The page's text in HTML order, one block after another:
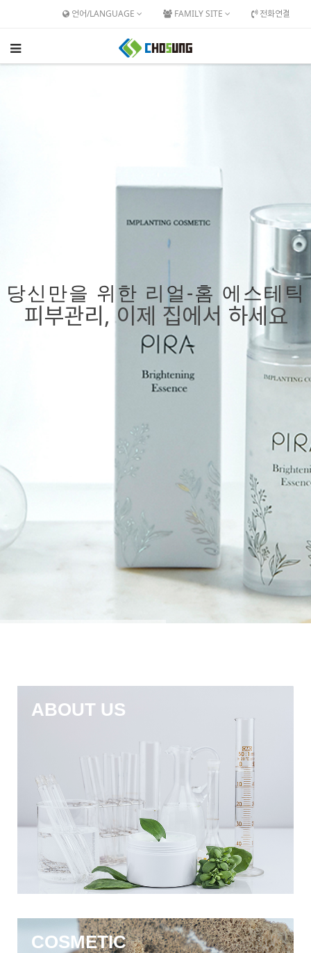
언어/LANGUAGE FAMILY SITE 전화연결
당신만을 위한 리얼-홈 에스테틱
피부관리, 이제 집에서 하세요
ABOUT US
COSMETIC